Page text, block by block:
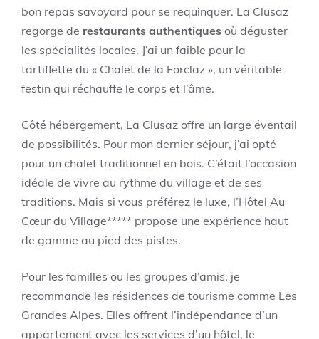
bon repas savoyard pour se requinquer. La Clusaz
regorge de restaurants authentiques où déguster
les spécialités locales. J’ai un faible pour la
tartiflette du « Chalet de la Forclaz », un véritable
festin qui réchauffe le corps et l’âme.
Côté hébergement, La Clusaz offre un large éventail
de possibilités. Pour mon dernier séjour, j’ai opté
pour un chalet traditionnel en bois. C’était l’occasion
idéale de vivre au rythme du village et de ses
traditions. Mais si vous préférez le luxe, l’Hôtel Au
Cœur du Village***** propose une expérience haut
de gamme au pied des pistes.
Pour les familles ou les groupes d’amis, je
recommande les résidences de tourisme comme Les
Grandes Alpes. Elles offrent l’indépendance d’un
appartement avec les services d’un hôtel, le